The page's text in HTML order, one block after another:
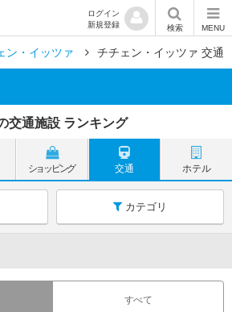
ログイン
新規登録
検索 MENU
ン・イッツァ チチェン・イッツァ 交通
交通施設 ランキング
ショッピング 交通 ホテル
カテゴリ
すべて